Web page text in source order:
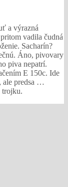
a výrazná
vadila čudná
Sacharín?
Áno, pivovary
piva nepatrí.
E 150c. Ide
ale predsa …
trojku.